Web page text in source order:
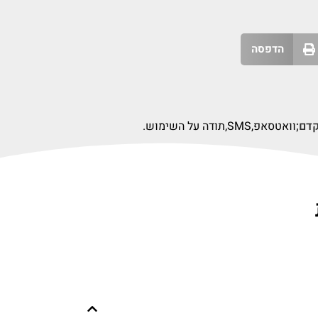
הדפסה
וואטסאפ,SMS,תודה על השימוש.